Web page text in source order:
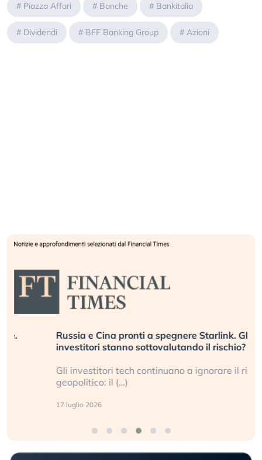
# Piazza Affari # Banche # Bankitalia
# Dividendi # BFF Banking Group # Azioni
Russia e Cina pronti a spegnere Starlink. Gli
investitori stanno sottovalutando il rischio?
Gli investitori tech continuano a ignorare il rischio
geopolitico: il (…)
17 luglio 2026